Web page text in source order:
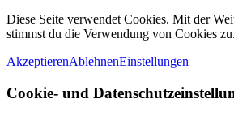
Diese Seite verwendet Cookies. Mit der
stimmst du die Verwendung von Cookies zu.
AkzeptierenAblehnenEinstellungen
Cookie- und